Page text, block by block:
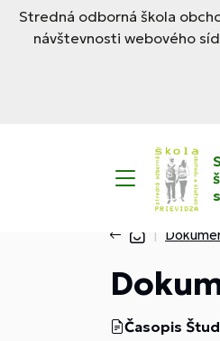
Stredná odborná škola
návštevnosti webového
Časopis